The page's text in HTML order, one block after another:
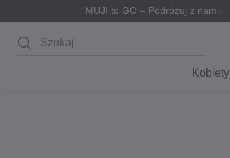
MUJI to GO – Podróżuj z nami.
Wyszukaj
Kobiety